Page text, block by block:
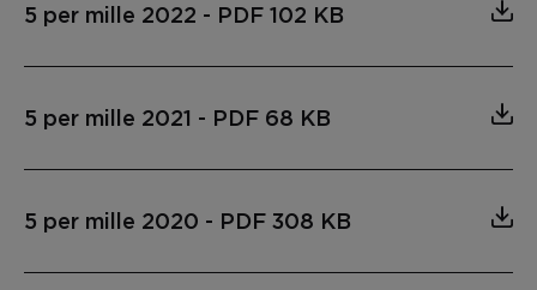
5 per mille 2022 - PDF 102 KB
5 per mille 2021 - PDF 68 KB
5 per mille 2020 - PDF 308 KB